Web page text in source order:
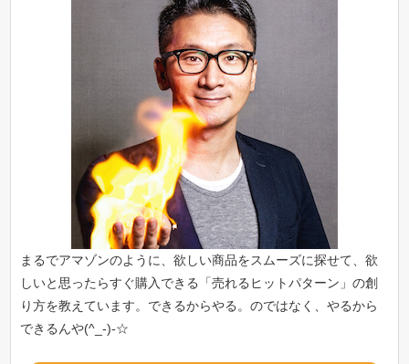
まるでアマゾンのように、欲しい商品をスムーズに探せて、欲
しいと思ったらすぐ購入できる「売れるヒットパターン 」の創
り方を教えています。できるからやる。のではなく、やるから
できるんや(^_-)-☆